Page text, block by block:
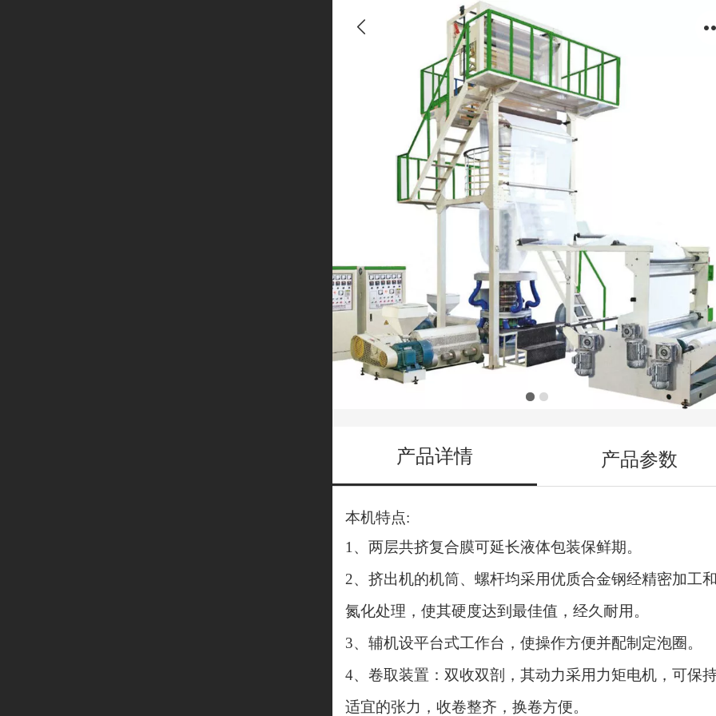
双层共计AB吹膜机
产品详情 产品参数
本机特点:
1 、两层共挤复合膜可延长液体包装保鲜期。
2、挤出机的机筒、螺杆均采用优质合金钢经精密加工
氮化处理，使其硬度达到最佳值，经久耐用。
3、辅机设平台式工作台，使操作方便并配制定泡圈。
4、卷取装置：双收双剖，其动力采用力矩电机，可保
适宜的张力，收卷整齐，换卷方便。